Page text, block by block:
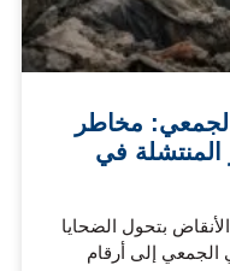
مخاطر
المنتشلة في
بتحول الضحايا
إلى أرقام